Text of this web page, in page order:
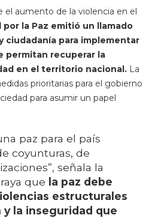
el aumento de la violencia en el
por la Paz emitió un llamado
ciudadanía para implementar
permitan recuperar la
en el territorio nacional. La
prioritarias para el gobierno
para asumir un papel
paz para el país
coyunturas, de
señala la
que la paz debe
estructurales
y la inseguridad que